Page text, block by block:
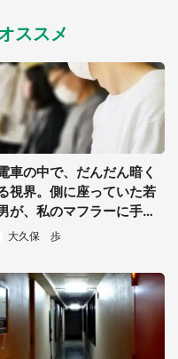
ススメ
電車の中で、だんだん暗く
視界。側に座っていた若
が、私のマフラーに手を
て...」（都道府県不明、4
男性）
大久保 歩